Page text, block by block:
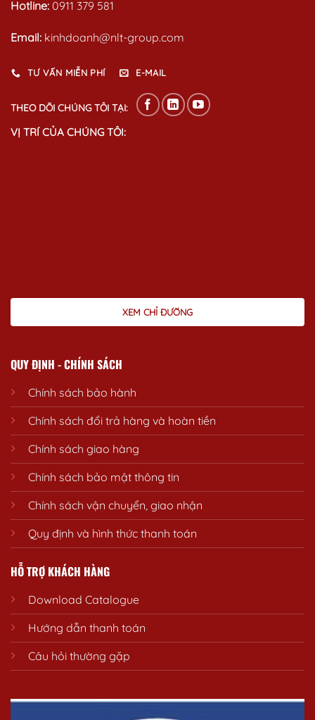
Hotline: 0911 379 581
Email: kinhdoanh@nlt-group.com
TƯ VẤN MIỄN PHÍ E-MAIL
THEO DÕI CHÚNG TÔI TẠI:
VỊ TRÍ CỦA CHÚNG TÔI:
XEM CHỈ ĐƯỜNG
QUY ĐỊNH - CHÍNH SÁCH
Chính sách bảo hành
Chính sách đổi trả hàng và hoàn tiền
Chính sách giao hàng
Chính sách bảo mật thông tin
Chính sách vận chuyển, giao nhận
Quy định và hình thức thanh toán
HỖ TRỢ KHÁCH HÀNG
Download Catalogue
Hướng dẫn thanh toán
Câu hỏi thường gặp